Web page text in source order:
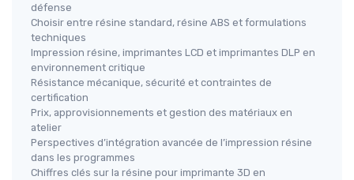
défense
Choisir entre résine standard, résine ABS et formulations
techniques
Impression résine, imprimantes LCD et imprimantes DLP en
environnement critique
Résistance mécanique, sécurité et contraintes de
certification
Prix, approvisionnements et gestion des matériaux en
atelier
Perspectives d’intégration avancée de l’impression résine
dans les programmes
Chiffres clés sur la résine pour imprimante 3D en